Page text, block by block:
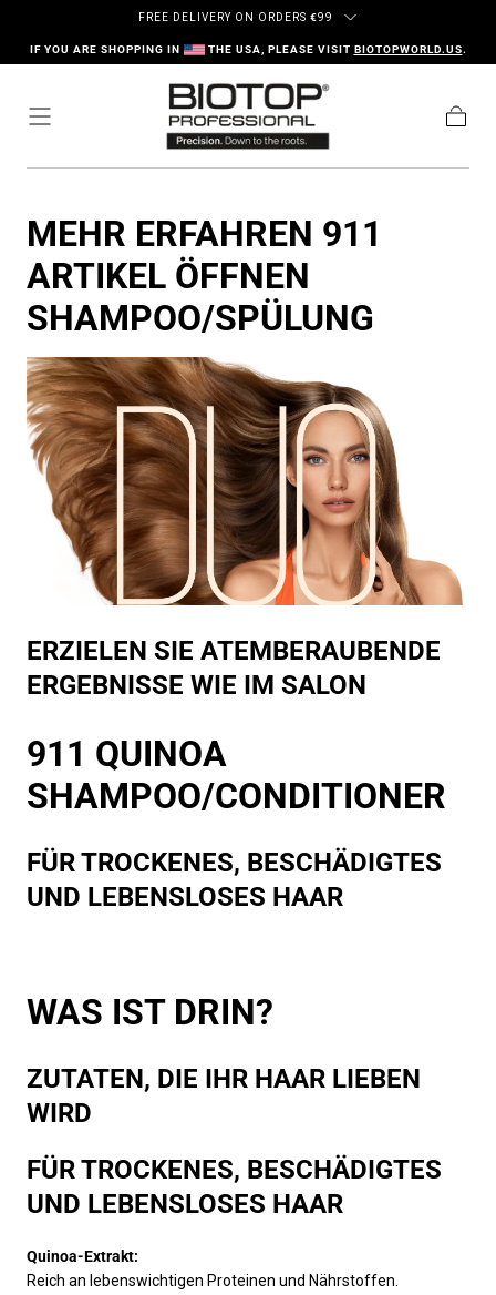
Zum Inhalt springenFREE DELIVERY ON ORDERS €99
IF YOU ARE SHOPPING IN THE USA, PLEASE VISIT BIOTOPWORLD.US.
MEHR ERFAHREN 911
ARTIKEL ÖFFNEN
SHAMPOO/SPÜLUNG
ERZIELEN SIE ATEMBERAUBENDE
ERGEBNISSE WIE IM SALON
911 QUINOA
SHAMPOO/CONDITIONER
FÜR TROCKENES, BESCHÄDIGTES
UND LEBENSLOSES HAAR
WAS IST DRIN?
ZUTATEN, DIE IHR HAAR LIEBEN
WIRD
FÜR TROCKENES, BESCHÄDIGTES
UND LEBENSLOSES HAAR
Quinoa-Extrakt:
Reich an lebenswichtigen Proteinen und Nährstoffen.